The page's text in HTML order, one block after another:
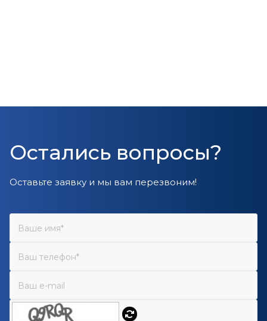
Остались вопросы?
Оставьте заявку и мы вам перезвоним!